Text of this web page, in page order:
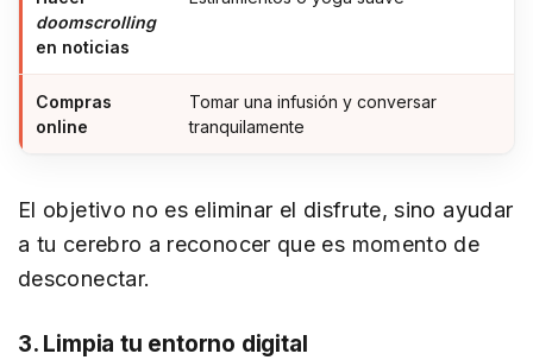
doomscrolling
en noticias
Compras
online
Tomar una infusión y conversar
tranquilamente
El objetivo no es eliminar el disfrute, sino ayudar
a tu cerebro a reconocer que es momento de
desconectar.
3. Limpia tu entorno digital